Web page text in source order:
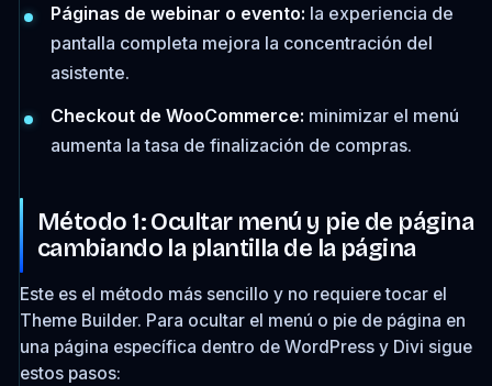
Páginas de webinar o evento: la experiencia de
pantalla completa mejora la concentración del
asistente.
Checkout de WooCommerce: minimizar el menú
aumenta la tasa de finalización de compras.
Método 1: Ocultar menú y pie de página
cambiando la plantilla de la página
Este es el método más sencillo y no requiere tocar el
Theme Builder. Para ocultar el menú o pie de página en
una página específica dentro de WordPress y Divi sigue
estos pasos: